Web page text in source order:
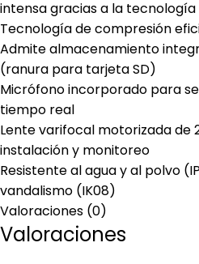
intensa gracias a la tecnología
Tecnología de compresión
Admite almacenamiento
(ranura para tarjeta SD)
Micrófono incorporado para
tiempo real
Lente varifocal motorizada de
instalación y monitoreo
Resistente al agua y al polvo
vandalismo (IK08)
Valoraciones (0)
Valoraciones